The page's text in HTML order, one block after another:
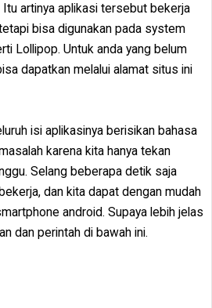
artinya aplikasi tersebut bekerja
bisa digunakan pada system
Lollipop. Untuk anda yang belum
dapatkan melalui alamat situs ini
isi aplikasinya berisikan bahasa
karena kita hanya tekan
Selang beberapa detik saja
dan kita dapat dengan mudah
android. Supaya lebih jelas
dan perintah di bawah ini.